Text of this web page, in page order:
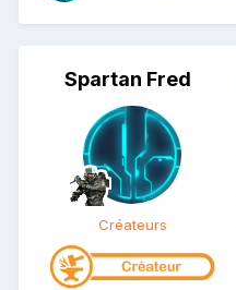
Spartan Fred
Créateurs